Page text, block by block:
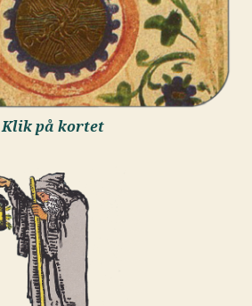
Klik på kortet